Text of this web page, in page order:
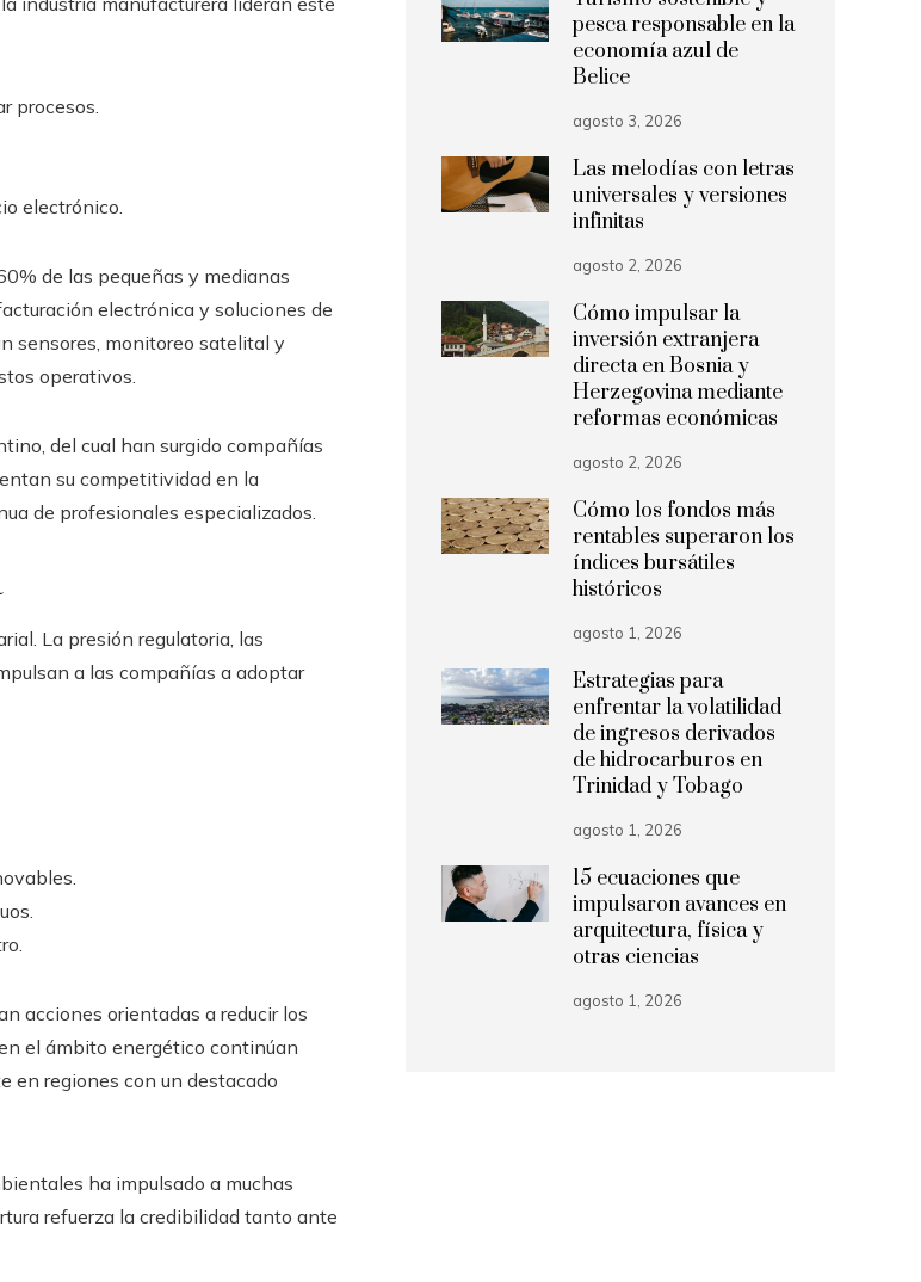
procesos.
electrónico.
de las pequeñas y medianas
electrónica y soluciones de
sensores, monitoreo satelital y
operativos.
del cual han surgido compañías
su competitividad en la
de profesionales especializados.
La presión regulatoria, las
a las compañías a adoptar
acciones orientadas a reducir los
el ámbito energético continúan
en regiones con un destacado
ha impulsado a muchas
refuerza la credibilidad tanto ante
pesca responsable en la
economía azul de
Belice
agosto 3, 2026
Las melodías con letras
universales y versiones
infinitas
agosto 2, 2026
Cómo impulsar la
inversión extranjera
directa en Bosnia y
Herzegovina mediante
reformas económicas
agosto 2, 2026
Cómo los fondos más
rentables superaron los
índices bursátiles
históricos
agosto 1, 2026
Estrategias para
enfrentar la volatilidad
de ingresos derivados
de hidrocarburos en
Trinidad y Tobago
agosto 1, 2026
15 ecuaciones que
impulsaron avances en
arquitectura, física y
otras ciencias
agosto 1, 2026